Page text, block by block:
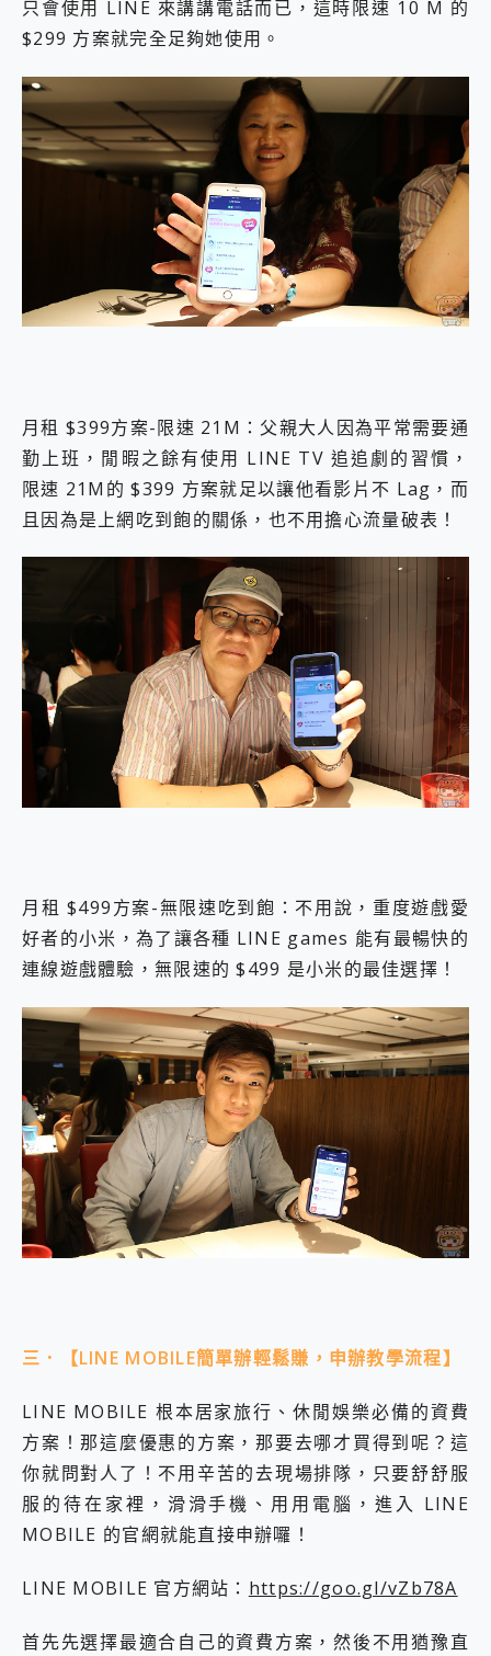
只會使用 LINE 來講講電話而已，這時限速 10 M 的
$299 方案就完全足夠她使用。
月租 $399方案-限速 21M：父親大人因為平常需要通
勤上班，閒暇之餘有使用 LINE TV 追追劇的習慣，
限速 21M的 $399 方案就足以讓他看影片不 Lag，而
且因為是上網吃到飽的關係，也不用擔心流量破表！
月租 $499方案-無限速吃到飽：不用說，重度遊戲愛
好者的小米，為了讓各種 LINE games 能有最暢快的
連線遊戲體驗，無限速的 $499 是小米的最佳選擇！
三．【LINE MOBILE簡單辦輕鬆賺，申辦教學流程】
LINE MOBILE 根本居家旅行、休閒娛樂必備的資費
方案！那這麼優惠的方案，那要去哪才買得到呢？這
你就問對人了！不用辛苦的去現場排隊，只要舒舒服
服的待在家裡，滑滑手機、用用電腦，進入 LINE
MOBILE 的官網就能直接申辦囉！
LINE MOBILE 官方網站： https://goo.gl/vZb78A
首先先選擇最適合自己的資費方案，然後不用猶豫直